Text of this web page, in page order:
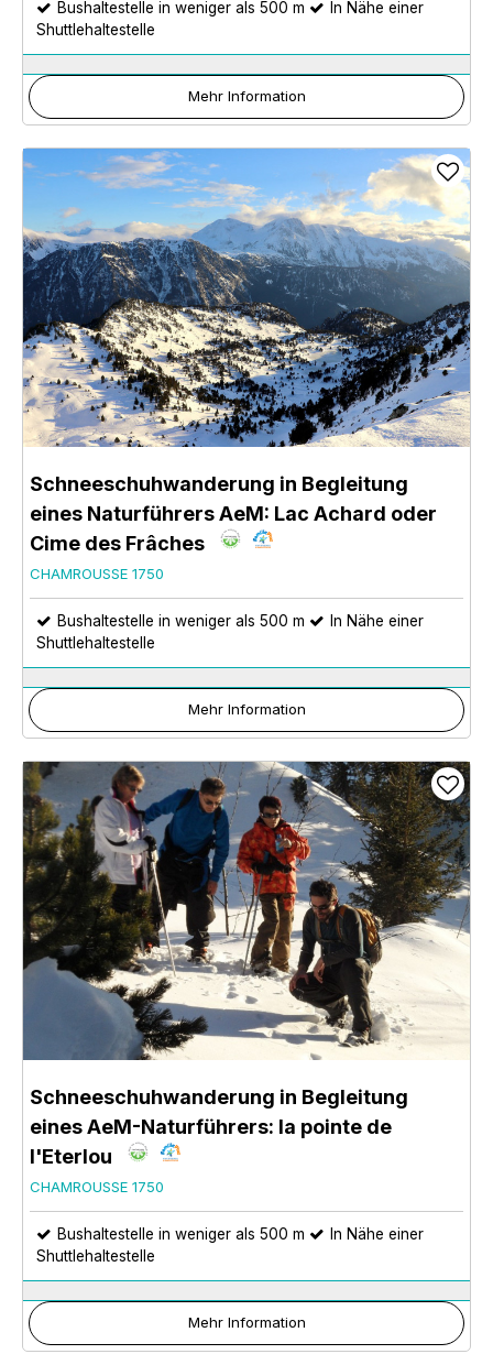
Bushaltestelle in weniger als 500 m
In Nähe einer
Shuttlehaltestelle
Mehr Information
Schneeschuhwanderung in Begleitung
eines Naturführers AeM: Lac Achard oder
Cime des Frâches
CHAMROUSSE 1750
Bushaltestelle in weniger als 500 m
In Nähe einer
Shuttlehaltestelle
Mehr Information
Schneeschuhwanderung in Begleitung
eines AeM-Naturführers: la pointe de
l'Eterlou
CHAMROUSSE 1750
Bushaltestelle in weniger als 500 m
In Nähe einer
Shuttlehaltestelle
Mehr Information